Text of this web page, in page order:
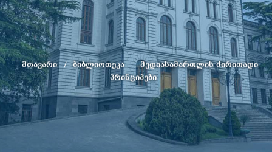
მთავარი ბიბლიოთეკა
მედიასამართლის ძირითადი
პრინციპები